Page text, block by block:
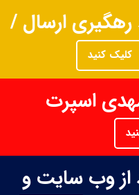
ارسال /
کلیک کنید
اسپرت
از وب سایت و